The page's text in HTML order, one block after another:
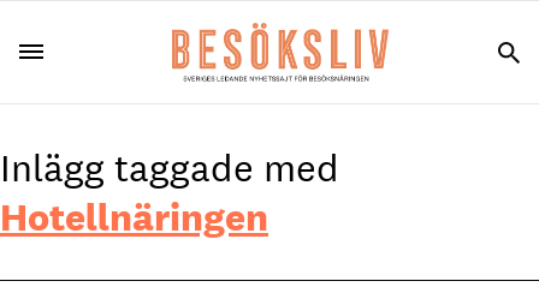
Inlägg taggade med
Hotellnäringen